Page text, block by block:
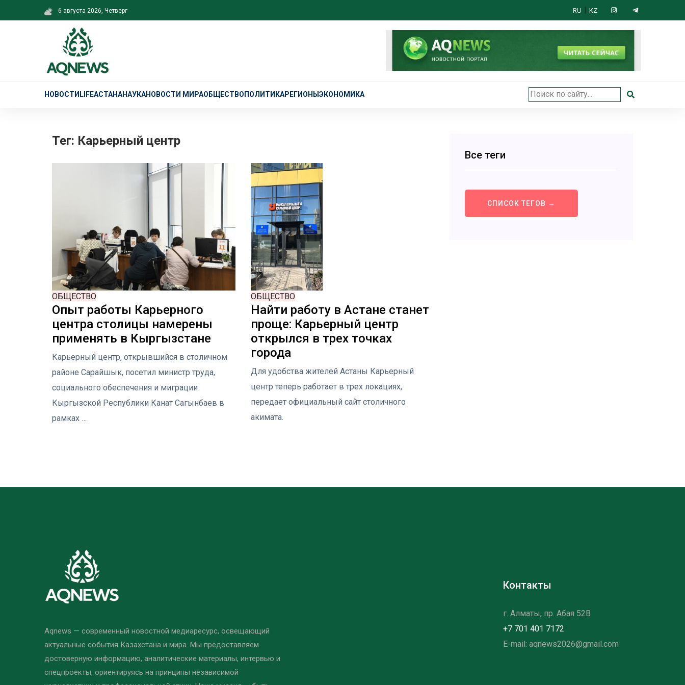
6 августа 2026, Четверг RU | KZ
НОВОСТИ LIFEАСТАНАНАУКАНОВОСТИ МИРАОБЩЕСТВО ПОЛИТИКАРЕГИОНЫ ЭКОНОМИКА
Тег: Карьерный центр
ОБЩЕСТВО
Опыт работы Карьерного
центра столицы намерены
применять в Кыргызстане
Карьерный центр, открывшийся в столичном
районе Сарайшык, посетил министр труда,
социального обеспечения и миграции
Кыргызской Республики Канат Сагынбаев в
рамках …
ОБЩЕСТВО
Найти работу в Астане станет
проще: Карьерный центр
открылся в трех точках
города
Для удобства жителей Астаны Карьерный
центр теперь работает в трех локациях,
передает официальный сайт столичного
акимата.
Все теги
СПИСОК ТЕГОВ →
Aqnews — современный новостной медиаресурс, освещающий
актуальные события Казахстана и мира. Мы предоставляем
достоверную информацию, аналитические материалы, интервью и
спецпроекты, ориентируясь на принципы независимой
Контакты
г. Алматы, пр. Абая 52B
+7 701 401 7172
E-mail: aqnews2026@gmail.com